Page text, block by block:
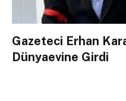
Gazeteci Erhan
Dünyaevine Girdi